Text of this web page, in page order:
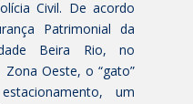
Civil. De acordo
Patrimonial da
Beira Rio, no
Oeste, o “gato”
um